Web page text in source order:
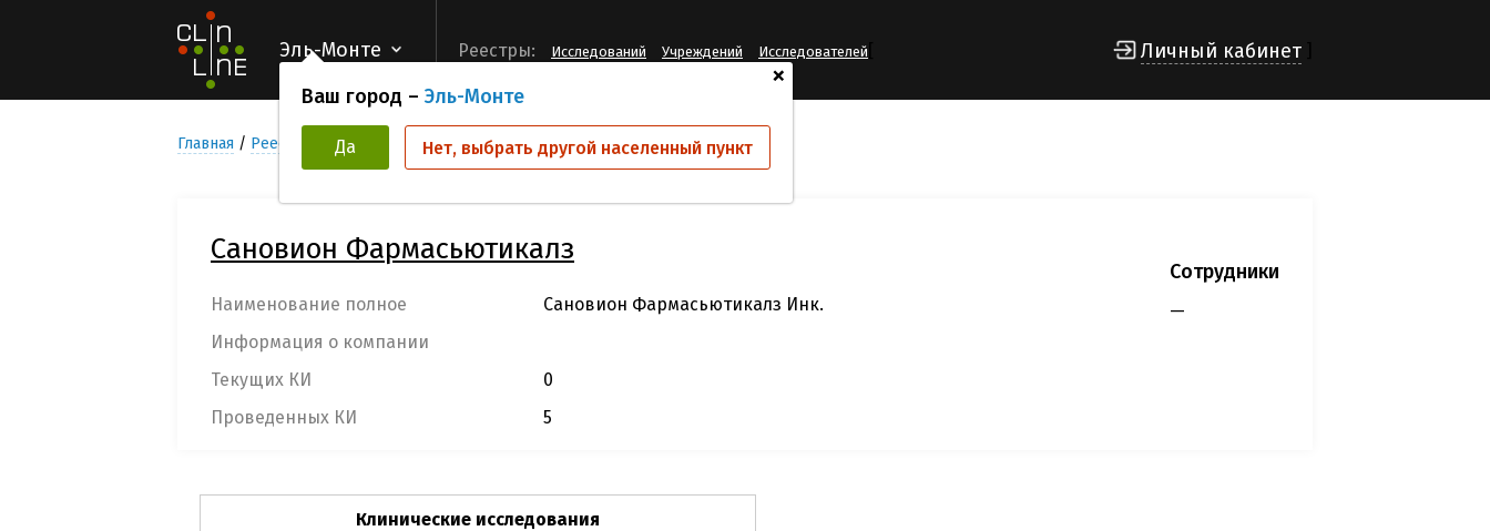
Эль-Монте
+
Ваш город – Эль-Монте
Да Нет, выбрать другой населенный пункт
Реестры: Исследований Учреждений Исследователей Личный кабинет
Главная Реестр компаний организаторов КИО Сановион Фармасьютикалз Инк.
Сановион Фармасьютикалз
Наименование полное
Сановион Фармасьютикалз Инк.
Информация о компании
Текущих КИ
0
Проведенных КИ
5
Сотрудники
—
Клинические исследования